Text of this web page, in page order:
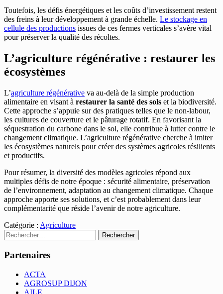
Toutefois, les défis énergétiques et les coûts d’investissement restent
des freins à leur développement à grande échelle. Le stockage en
cellule des productions issues de ces fermes verticales s’avère vital
pour préserver la qualité des récoltes.
L’agriculture régénérative : restaurer les
écosystèmes
L’agriculture régénérative va au-delà de la simple production
alimentaire en visant à restaurer la santé des sols et la biodiversité.
Cette approche s’appuie sur des pratiques telles que le non-labour,
les cultures de couverture et le pâturage rotatif. En favorisant la
séquestration du carbone dans le sol, elle contribue à lutter contre le
changement climatique. L’agriculture régénérative cherche à imiter
les écosystèmes naturels pour créer des systèmes agricoles résilients
et productifs.
Pour résumer, la diversité des modèles agricoles répond aux
multiples défis de notre époque : sécurité alimentaire, préservation
de l’environnement, adaptation au changement climatique. Chaque
approche apporte ses solutions, et c’est probablement dans leur
complémentarité que réside l’avenir de notre agriculture.
Catégorie : Agriculture
Rechercher :
Partenaires
ACTA
AGROSUP DIJON
AILE